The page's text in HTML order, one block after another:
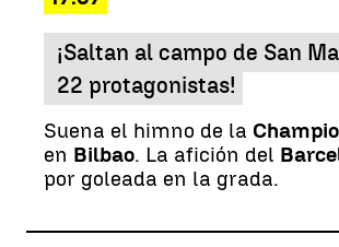
¡Saltan al campo de San
22 protagonistas!
Suena el himno de la
en Bilbao. La afición del
por goleada en la grada.